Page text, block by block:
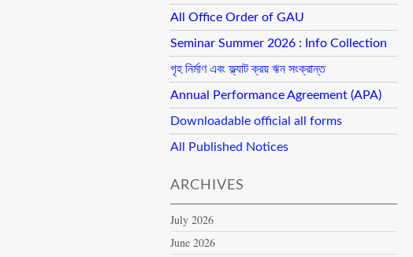
All Office Order of GAU
Seminar Summer 2026 : Info Collection
গৃহ নির্মাণ এবং ফ্ল্যাট ক্রয় ঋন সংক্রান্ত
Annual Performance Agreement (APA)
Downloadable official all forms
All Published Notices
ARCHIVES
July 2026
June 2026